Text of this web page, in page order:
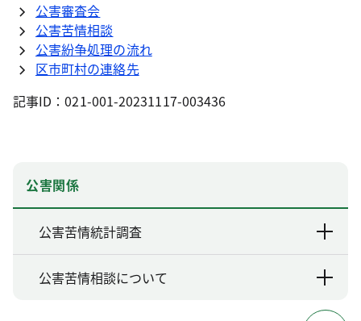
公害審査会
公害苦情相談
公害紛争処理の流れ
区市町村の連絡先
記事ID：021-001-20231117-003436
公害関係
公害苦情統計調査
公害苦情相談について